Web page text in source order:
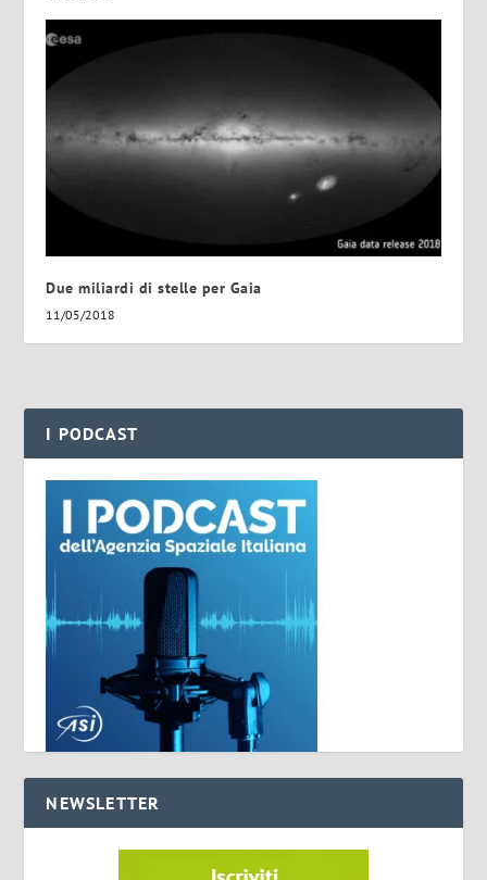
Due miliardi di stelle per Gaia
11/05/2018
I PODCAST
NEWSLETTER